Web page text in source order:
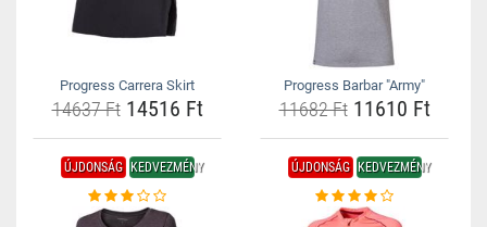
Progress Carrera Skirt
14637 Ft14516 Ft
Progress Barbar "Army"
11682 Ft11610 Ft
ÚJDONSÁG KEDVEZMÉNY ÚJDONSÁG KEDVEZMÉNY